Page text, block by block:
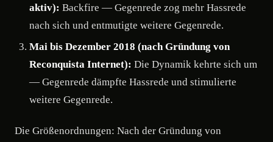
aktiv): Backfire — Gegenrede zog mehr Hassrede
nach sich und entmutigte weitere Gegenrede.
Mai bis Dezember 2018 (nach Gründung von
Reconquista Internet): Die Dynamik kehrte sich um
— Gegenrede dämpfte Hassrede und stimulierte
weitere Gegenrede.
Die Größenordnungen: Nach der Gründung von